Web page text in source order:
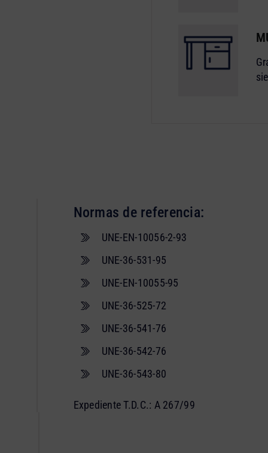
Normas de referencia:
UNE-EN-10056-2-93
UNE-36-531-95
UNE-EN-10055-95
UNE-36-525-72
UNE-36-541-76
UNE-36-542-76
UNE-36-543-80
Expediente T.D.C.: A 267/99